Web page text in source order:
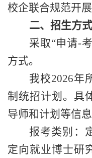
校企联合规范开
二、招生方
采取“申请-
方式。
我校2026年
制统招计划。具
导师和计划等信
报考类别：
定向就业博士研